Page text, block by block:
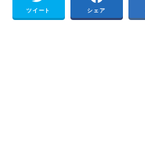
ツイート シェア